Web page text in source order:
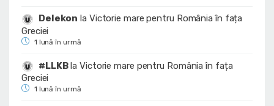
Delekon la Victorie mare pentru România în fața
Greciei
1 lună în urmă
#LLKBlaVictorie mare pentru România în fața
Greciei
1 lună în urmă